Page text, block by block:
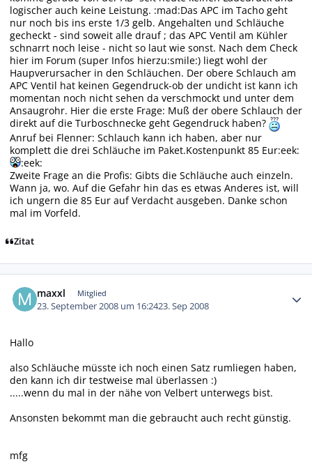
logischer auch keine Leistung. :mad:Das APC im Tacho geht
nur noch bis ins erste 1/3 gelb. Angehalten und Schläuche
gecheckt - sind soweit alle drauf ; das APC Ventil am Kühler
schnarrt noch leise - nicht so laut wie sonst. Nach dem Check
hier im Forum (super Infos hierzu:smile:) liegt wohl der
Haupverursacher in den Schläuchen. Der obere Schlauch am
APC Ventil hat keinen Gegendruck-ob der undicht ist kann ich
momentan noch nicht sehen da verschmockt und unter dem
Ansaugrohr. Hier die erste Frage: Muß der obere Schlauch der
direkt auf die Turboschnecke geht Gegendruck haben?
Anruf bei Flenner: Schlauch kann ich haben, aber nur
komplett die drei Schläuche im Paket.Kostenpunkt 85 Eur:eek:
:eek:
Zweite Frage an die Profis: Gibts die Schläuche auch einzeln.
Wann ja, wo. Auf die Gefahr hin das es etwas Anderes ist, will
ich ungern die 85 Eur auf Verdacht ausgeben. Danke schon
mal im Vorfeld.
Zitat
maxxl Mitglied
23. September 2008 um 16:2423. Sep 2008
Hallo
also Schläuche müsste ich noch einen Satz rumliegen haben,
den kann ich dir testweise mal überlassen :)
.....wenn du mal in der nähe von Velbert unterwegs bist.
Ansonsten bekommt man die gebraucht auch recht günstig.
mfg